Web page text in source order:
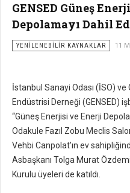
GENSED Güneş
Depolamayı Dahil
YENILENEBILIR KAYNAKLAR 11
İstanbul Sanayi Odası (İSO)
Endüstrisi Derneği (GENSED)
“Güneş Enerjisi ve Enerji
Odakule Fazıl Zobu Meclis
Vehbi Canpolat’ın ev
Asbaşkanı Tolga Murat
Kurulu üyeleri de katıldı.